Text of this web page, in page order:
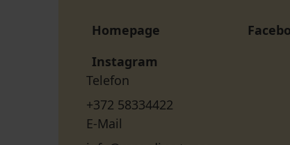
Homepage
Instagram
Telefon
+372 58334422
E-Mail